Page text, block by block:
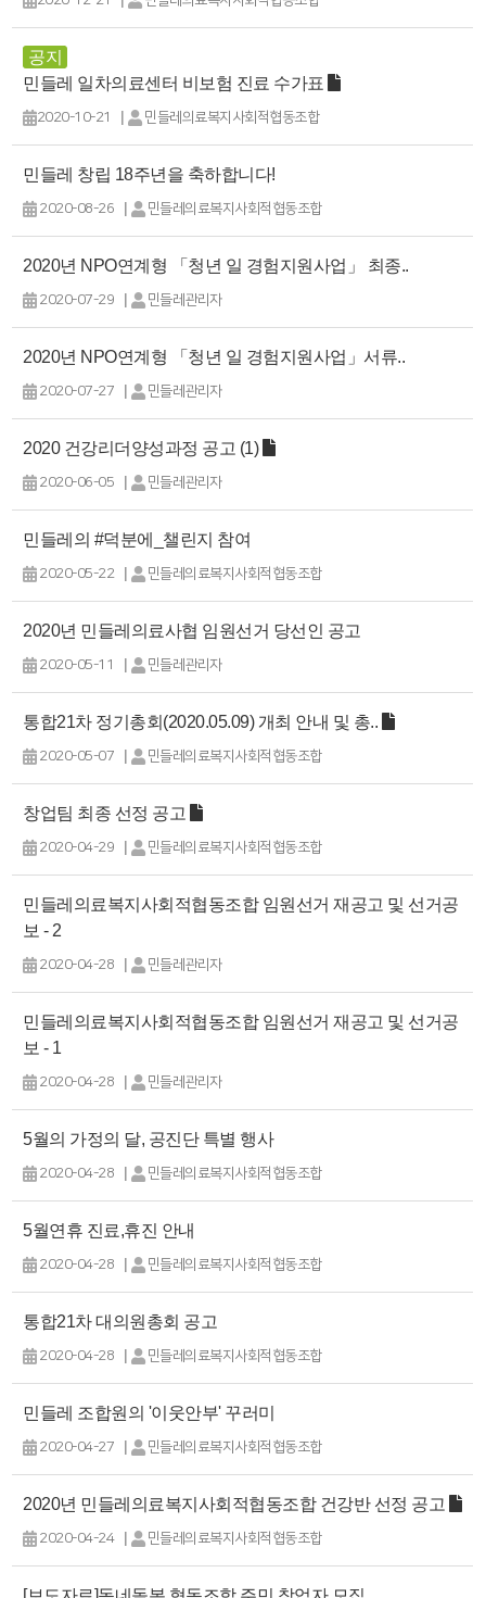
공지
민들레 일차의료센터 비보험 진료 수가표
2020-10-21 | 민들레의료복지사회적협동조합
민들레 창립 18주년을 축하합니다!
2020-08-26 | 민들레의료복지사회적협동조합
2020년 NPO연계형 「청년 일 경험지원사업」 최종..
2020-07-29 | 민들레관리자
2020년 NPO연계형 「청년 일 경험지원사업」서류..
2020-07-27 | 민들레관리자
2020 건강리더양성과정 공고 (1)
2020-06-05 | 민들레관리자
민들레의 #덕분에_챌린지 참여
2020-05-22 | 민들레의료복지사회적협동조합
2020년 민들레의료사협 임원선거 당선인 공고
2020-05-11 | 민들레관리자
통합21차 정기총회(2020.05.09) 개최 안내 및 총..
2020-05-07 | 민들레의료복지사회적협동조합
창업팀 최종 선정 공고
2020-04-29 | 민들레의료복지사회적협동조합
민들레의료복지사회적협동조합 임원선거 재공고 및 선거공
보 - 2
2020-04-28 | 민들레관리자
민들레의료복지사회적협동조합 임원선거 재공고 및 선거공
보 - 1
2020-04-28 | 민들레관리자
5월의 가정의 달, 공진단 특별 행사
2020-04-28 | 민들레의료복지사회적협동조합
5월연휴 진료,휴진 안내
2020-04-28 | 민들레의료복지사회적협동조합
통합21차 대의원총회 공고
2020-04-28 | 민들레의료복지사회적협동조합
민들레 조합원의 '이웃안부' 꾸러미
2020-04-27 | 민들레의료복지사회적협동조합
2020년 민들레의료복지사회적협동조합 건강반 선정 공고
2020-04-24 | 민들레의료복지사회적협동조합